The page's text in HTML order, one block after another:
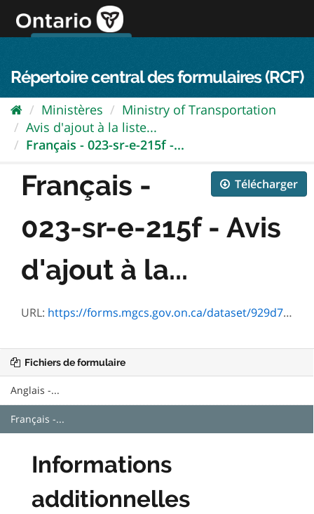
directement
au
Répertoire central des formulaires (RCF)
Ministères
Ministry of Transportation
Avis d'ajout à la liste...
Français - 023-sr-e-215f -...
Télécharger
Français -
023-sr-e-215f - Avis
d'ajout à la...
URL: https://forms.mgcs.gov.on.ca/dataset/929d7234-396b-4079-b2df-7178ed20b509/resource/1bf9a882-7c3e-4367-9d1a-926311767965/download/sr-e-215f.pdf
Fichiers de formulaire
Anglais -...
Français -...
Informations
additionnelles